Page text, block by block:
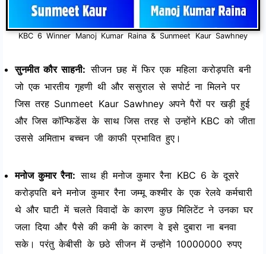
KBC 6 Winner Manoj Kumar Raina & Sunmeet Kaur Sawhney
सुनमीत कौर साहनी: सीजन छह में फिर एक महिला करोड़पति बनी
जो एक भारतीय गृहणी थी और ससुराल से सपोर्ट ना मिलने पर
जिस तरह Sunmeet Kaur Sawhney अपने पैरों पर खड़ी हुई
और जिस कॉन्फिडेंस के साथ जिस तरह से उन्होंने KBC को जीता
उससे अमिताभ बच्चन जी काफी प्रभावित हुए।
मनोज कुमार रैना: साथ ही मनोज कुमार रैना KBC 6 के दूसरे
करोड़पति बने मनोज कुमार रैना जम्मू कश्मीर के एक रेलवे कर्मचारी
थे और घाटी में चलते विवादों के कारण कुछ मिलिटेंट ने उनका घर
जला दिया और पैसे की कमी के कारण वे इसे दुबारा ना बनवा
सके। परंतु केबीसी के छठे सीजन में उन्होंने 10000000 रुपए